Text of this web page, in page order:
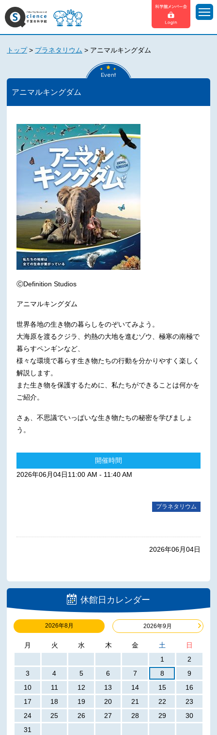
トップ> プラネタリウム > アニマルキングダム
休館日カレンダー
2026年8月 2026年9月
月 火 水 木 金 土
日
1
2
3
4 5 6 7 8
9
10
11 12 13 14 15
16
17
18 19 20 21 22
23
24
25 26 27 28 29
30
31
Event
アニマルキングダム
ⒸDefinition Studios
アニマルキングダム
世界各地の生き物の暮らしをのぞいてみよう。
大海原を渡るクジラ、灼熱の大地を進むゾウ、極寒の南極で
暮らすペンギンなど、
様々な環境で暮らす生き物たちの行動を分かりやすく楽しく
解説します。
また生き物を保護するために、私たちができることは何かを
ご紹介。
さぁ、不思議でいっぱいな生き物たちの秘密を学びましょ
う。
開催時間
2026年06月04日11:00 AM - 11:40 AM
プラネタリウム
2026年06月04日